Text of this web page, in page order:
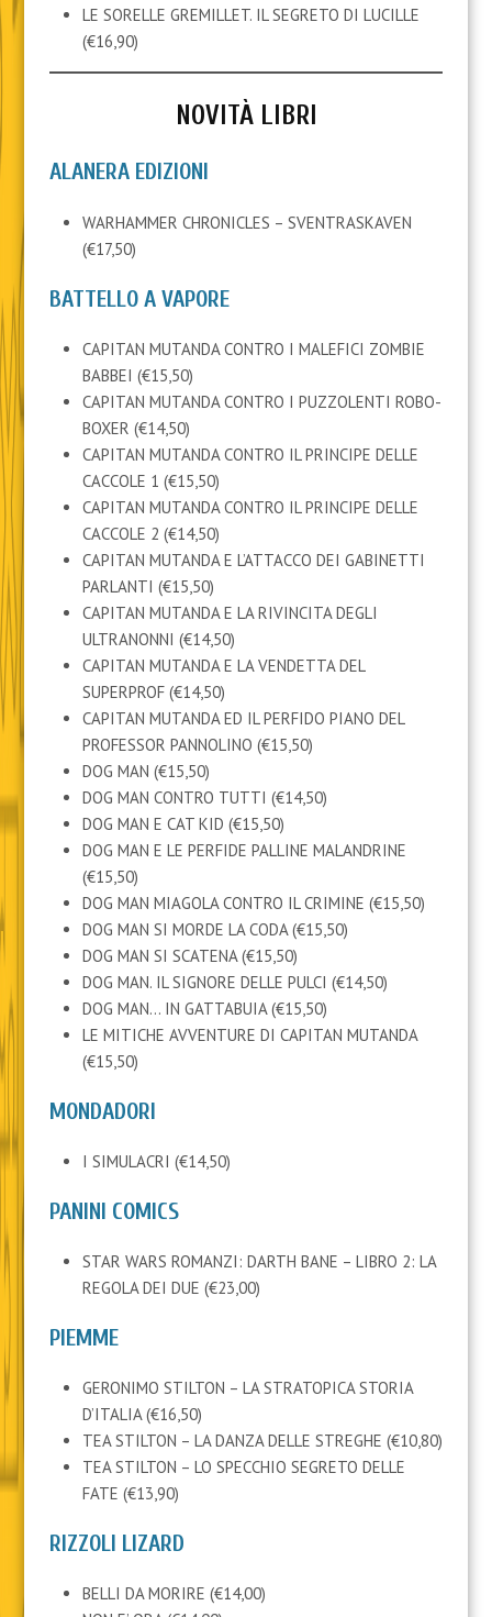
LE SORELLE GREMILLET. IL SEGRETO DI LUCILLE
(€16,90)
NOVITÀ LIBRI
ALANERA EDIZIONI
WARHAMMER CHRONICLES – SVENTRASKAVEN
(€17,50)
BATTELLO A VAPORE
CAPITAN MUTANDA CONTRO I MALEFICI ZOMBIE
BABBEI (€15,50)
CAPITAN MUTANDA CONTRO I PUZZOLENTI ROBO-
BOXER (€14,50)
CAPITAN MUTANDA CONTRO IL PRINCIPE DELLE
CACCOLE 1 (€15,50)
CAPITAN MUTANDA CONTRO IL PRINCIPE DELLE
CACCOLE 2 (€14,50)
CAPITAN MUTANDA E L’ATTACCO DEI GABINETTI
PARLANTI (€15,50)
CAPITAN MUTANDA E LA RIVINCITA DEGLI
ULTRANONNI (€14,50)
CAPITAN MUTANDA E LA VENDETTA DEL
SUPERPROF (€14,50)
CAPITAN MUTANDA ED IL PERFIDO PIANO DEL
PROFESSOR PANNOLINO (€15,50)
DOG MAN (€15,50)
DOG MAN CONTRO TUTTI (€14,50)
DOG MAN E CAT KID (€15,50)
DOG MAN E LE PERFIDE PALLINE MALANDRINE
(€15,50)
DOG MAN MIAGOLA CONTRO IL CRIMINE (€15,50)
DOG MAN SI MORDE LA CODA (€15,50)
DOG MAN SI SCATENA (€15,50)
DOG MAN. IL SIGNORE DELLE PULCI (€14,50)
DOG MAN… IN GATTABUIA (€15,50)
LE MITICHE AVVENTURE DI CAPITAN MUTANDA
(€15,50)
MONDADORI
I SIMULACRI (€14,50)
PANINI COMICS
STAR WARS ROMANZI: DARTH BANE – LIBRO 2: LA
REGOLA DEI DUE (€23,00)
PIEMME
GERONIMO STILTON – LA STRATOPICA STORIA
D’ITALIA (€16,50)
TEA STILTON – LA DANZA DELLE STREGHE (€10,80)
TEA STILTON – LO SPECCHIO SEGRETO DELLE
FATE (€13,90)
RIZZOLI LIZARD
BELLI DA MORIRE (€14,00)